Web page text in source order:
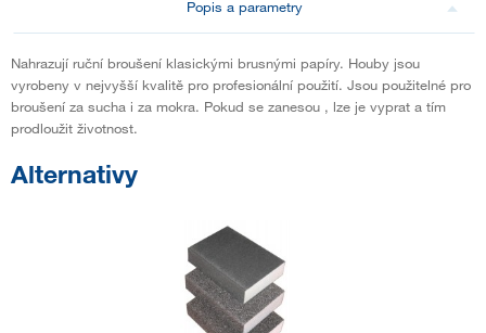
Popis a parametry
Nahrazují ruční broušení klasickými brusnými papíry. Houby jsou
vyrobeny v nejvyšší kvalitě pro profesionální použití. Jsou použitelné pro
broušení za sucha i za mokra. Pokud se zanesou , lze je vyprat a tím
prodloužit životnost.
Alternativy